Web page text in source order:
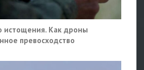
истощения. Как дроны
превосходство